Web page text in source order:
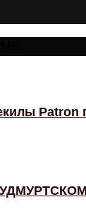
Patron